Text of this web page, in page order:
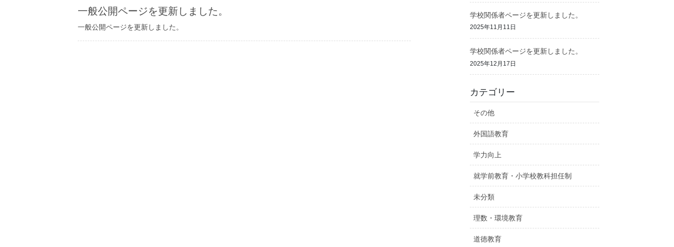
一般公開ページを更新しました。
一般公開ページを更新しました。
学校関係者ページを更新しました。
2025年11月11日
学校関係者ページを更新しました。
2025年12月17日
カテゴリー
その他
外国語教育
学力向上
就学前教育・小学校教科担任制
未分類
理数・環境教育
道徳教育